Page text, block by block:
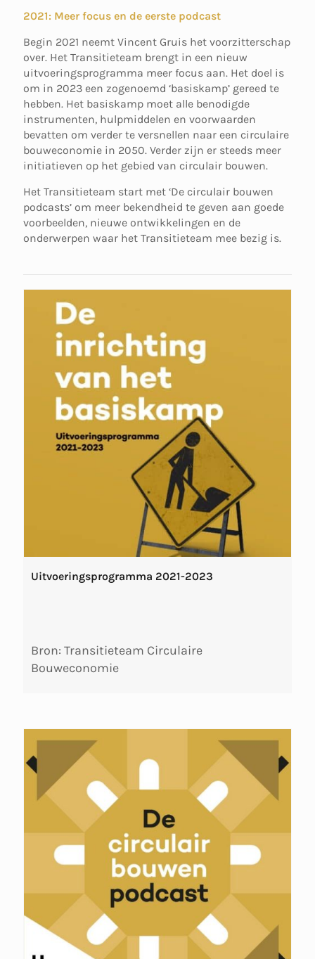
2021: Meer focus en de eerste podcast
Begin 2021 neemt Vincent Gruis het voorzitterschap
over. Het Transitieteam brengt in een nieuw
uitvoeringsprogramma meer focus aan. Het doel is
om in 2023 een zogenoemd ‘basiskamp’ gereed te
hebben. Het basiskamp moet alle benodigde
instrumenten, hulpmiddelen en voorwaarden
bevatten om verder te versnellen naar een circulaire
bouweconomie in 2050. Verder zijn er steeds meer
initiatieven op het gebied van circulair bouwen.
Het Transitieteam start met ‘De circulair bouwen
podcasts’ om meer bekendheid te geven aan goede
voorbeelden, nieuwe ontwikkelingen en de
onderwerpen waar het Transitieteam mee bezig is.
Uitvoeringsprogramma 2021-2023
Bron: Transitieteam Circulaire
Bouweconomie